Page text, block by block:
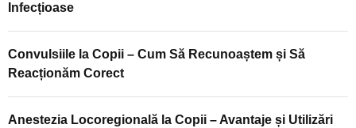
Infecțioase
Convulsiile la Copii – Cum Să Recunoaștem și Să
Reacționăm Corect
Anestezia Locoregională la Copii – Avantaje și Utilizări